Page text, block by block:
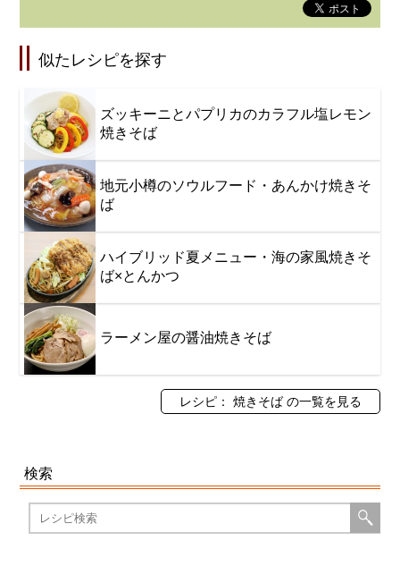
似たレシピを探す
ズッキーニとパプリカのカラフル塩レモン
焼きそば
地元小樽のソウルフード・あんかけ焼きそ
ば
ハイブリッド夏メニュー・海の家風焼きそ
ば×とんかつ
ラーメン屋の醤油焼きそば
レシピ： 焼きそば の一覧を見る
検索